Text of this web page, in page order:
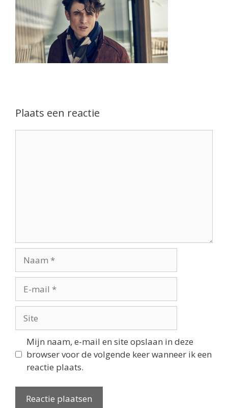
Plaats een reactie
Mijn naam, e-mail en site opslaan in deze
browser voor de volgende keer wanneer ik een
reactie plaats.